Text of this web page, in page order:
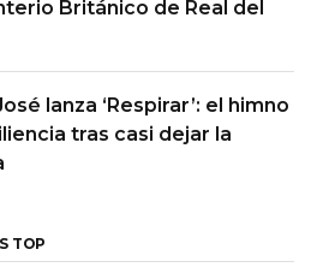
Británico de Real del
lanza ‘Respirar’: el himno
tras casi dejar la
TOP